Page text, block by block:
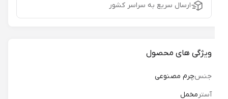
ارسال سریع به سراسر کشور
ویژگی های محصول
جنسچرم مصنوعی
آسترمخمل